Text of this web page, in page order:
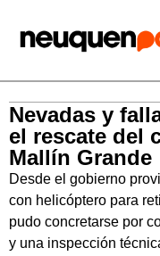
Nevadas y
el rescate del
Mallín Grande
Desde el gobierno
con helicóptero para
pudo concretarse por
y una inspección